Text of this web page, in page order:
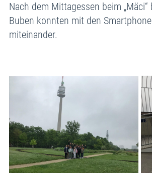
Nach dem Mittagessen beim
Buben konnten mit den
miteinander.